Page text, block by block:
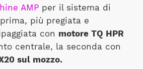
AMPper il sistema di
più pregiata e
con motore TQ HPR
centrale, la seconda con
sul mozzo.